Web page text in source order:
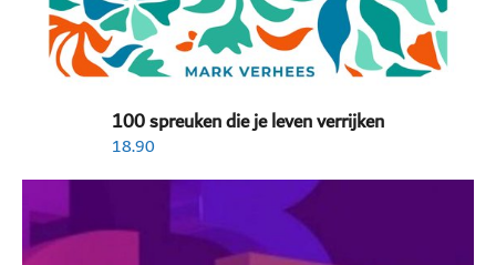
100 spreuken die je leven verrijken
18.90